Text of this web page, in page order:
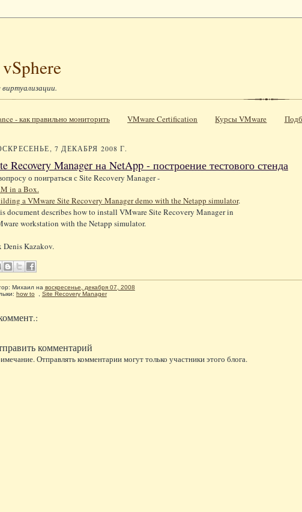
- как правильно мониторить VMware Certification Курсы VMware
7 ДЕКАБРЯ 2008 Г.
Recovery Manager на NetApp - построение тестового стенда
о поиграться с Site Recovery Manager -
in a Box.
a VMware Site Recovery Manager demo with the Netapp simulator.
document describes how to install VMware Site Recovery Manager in
workstation with the Netapp simulator.
Denis Kazakov.
Михаил на воскресенье, декабря 07, 2008
how to Site Recovery Manager
комментарий
Отправлять комментарии могут только участники этого блога.